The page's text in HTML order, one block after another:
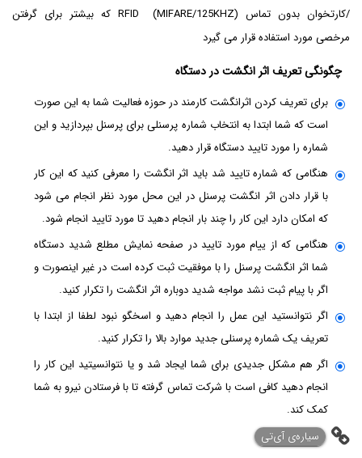
/کارتخوان بدون تماس RFID (MIFARE/125KHZ) که بیشتر برای گرفتن
مرخصی مورد استفاده قرار می گیرد
چگونگی تعریف اثر انگشت در دستگاه
برای تعریف کردن اثرانگشت کارمند در حوزه فعالیت شما به این صورت
است که شما ابتدا به انتخاب شماره پرسنلی برای پرسنل بپردازید و این
شماره را مورد تایید دستگاه قرار دهید.
هنگامی که شماره تایید شد باید اثر انگشت را معرفی کنید که این کار
با قرار دادن اثر انگشت پرسنل در این محل مورد نظر انجام می شود
که امکان دارد این کار را چند بار انجام دهید تا مورد تایید انجام شود.
هنگامی که از ییام مورد تایید در صفحه نمایش مطلع شدید دستگاه
شما اثر انگشت پرسنل را با موفقیت ثبت کرده است در غیر اینصورت و
اگر با پیام ثبت نشد مواجه شدید دوباره اثر انگشت را تکرار کنید.
اگر نتوانستید این عمل را انجام دهید و اسخگو نبود لطفا از ابتدا با
تعریف یک شماره پرسنلی جدید موارد بالا را تکرار کنید.
اگر هم مشکل جدیدی برای شما ایجاد شد و یا نتوانسیتید این کار را
انجام دهید کافی است با شرکت تماس گرفته تا با فرستادن نیرو به شما
کمک کند.
‌سیاره‌ی آی‌تی